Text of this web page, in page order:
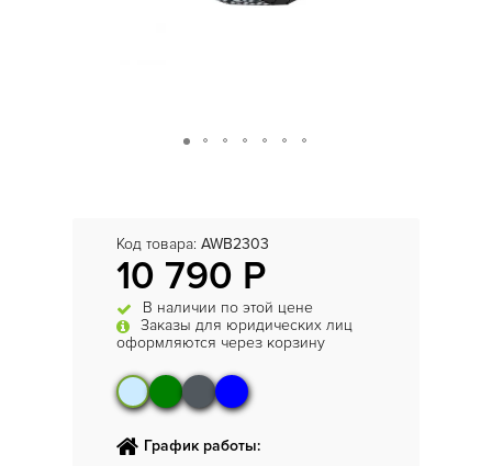
Код товара: AWB2303
10 790 Р
В наличии по этой цене
Заказы для юридических лиц
оформляются через корзину
График работы: